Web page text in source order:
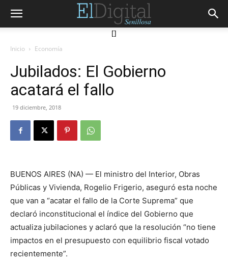
[]
Inicio Economía
Jubilados: El Gobierno
acatará el fallo
19 diciembre, 2018
BUENOS AIRES (NA) — El ministro del Interior, Obras
Públicas y Vivienda, Rogelio Frigerio, aseguró esta noche
que van a “acatar el fallo de la Corte Suprema” que
declaró inconstitucional el índice del Gobierno que
actualiza jubilaciones y aclaró que la resolución “no tiene
impactos en el presupuesto con equilibrio fiscal votado
recientemente”.